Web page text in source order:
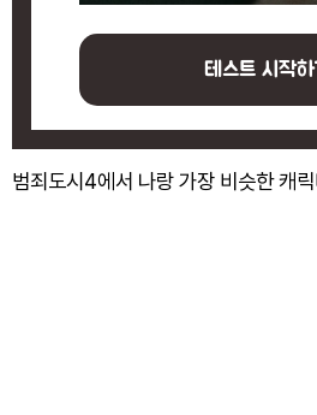
테스트 시작하
범죄도시4에서 나랑 가장 비슷한 캐